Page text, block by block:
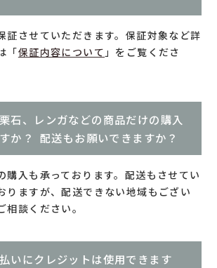
証させていただきます。保証対象など詳
「保証内容について 」をご覧くださ
石、レンガなどの商品だけの購入
か？ 配送もお願いできますか？
購入も承っております。配送もさせてい
りますが、配送できない地域もござい
相談ください。
いにクレジットは使用できます